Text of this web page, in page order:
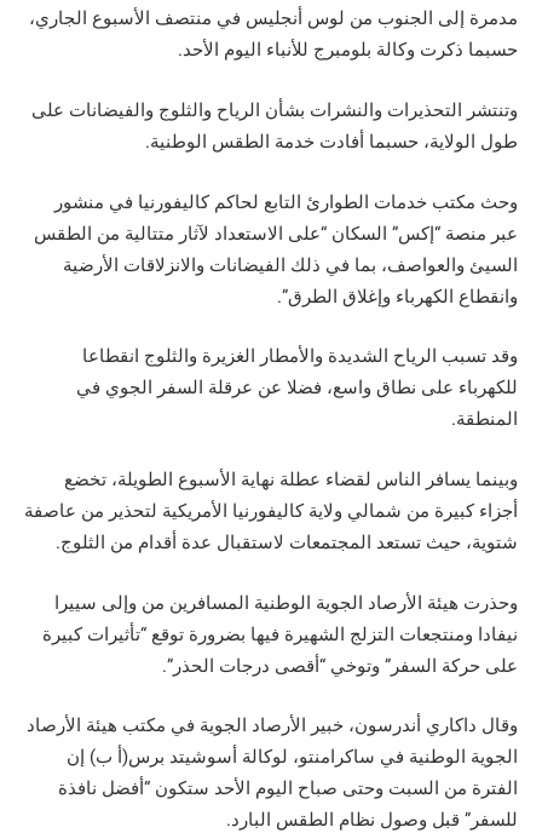
مدمرة إلى الجنوب من لوس أنجليس في منتصف الأسبوع الجاري،
حسبما ذكرت وكالة بلومبرج للأنباء اليوم الأحد.
وتنتشر التحذيرات والنشرات بشأن الرياح والثلوج والفيضانات على
طول الولاية، حسبما أفادت خدمة الطقس الوطنية.
وحث مكتب خدمات الطوارئ التابع لحاكم كاليفورنيا في منشور
عبر منصة “إكس” السكان “على الاستعداد لآثار متتالية من الطقس
السيئ والعواصف، بما في ذلك الفيضانات والانزلاقات الأرضية
وانقطاع الكهرباء وإغلاق الطرق”.
وقد تسبب الرياح الشديدة والأمطار الغزيرة والثلوج انقطاعا
للكهرباء على نطاق واسع، فضلا عن عرقلة السفر الجوي في
المنطقة.
وبينما يسافر الناس لقضاء عطلة نهاية الأسبوع الطويلة، تخضع
أجزاء كبيرة من شمالي ولاية كاليفورنيا الأمريكية لتحذير من عاصفة
شتوية، حيث تستعد المجتمعات لاستقبال عدة أقدام من الثلوج.
وحذرت هيئة الأرصاد الجوية الوطنية المسافرين من وإلى سييرا
نيفادا ومنتجعات التزلج الشهيرة فيها بضرورة توقع “تأثيرات كبيرة
على حركة السفر” وتوخي “أقصى درجات الحذر”.
وقال داكاري أندرسون، خبير الأرصاد الجوية في مكتب هيئة الأرصاد
الجوية الوطنية في ساكرامنتو، لوكالة أسوشيتد برس(أ ب) إن
الفترة من السبت وحتى صباح اليوم الأحد ستكون “أفضل نافذة
للسفر” قبل وصول نظام الطقس البارد.